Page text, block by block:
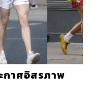
ะกาศอิสรภาพ